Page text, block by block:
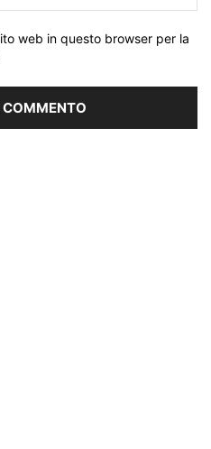
web in questo browser per la